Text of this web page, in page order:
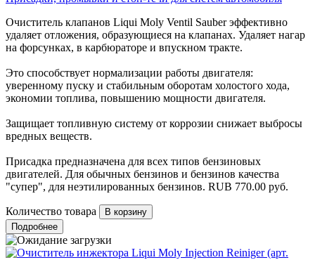
Очиститель клапанов Liqui Moly Ventil Sauber эффективно
удаляет отложения, образующиеся на клапанах. Удаляет нагар
на форсунках, в карбюраторе и впускном тракте.
Это способствует нормализации работы двигателя:
уверенному пуску и стабильным оборотам холостого хода,
экономии топлива, повышению мощности двигателя.
Защищает топливную систему от коррозии снижает выбросы
вредных веществ.
Присадка предназначена для всех типов бензиновых
двигателей. Для обычных бензинов и бензинов качества
"супер", для неэтилированных бензинов. RUB 770.00 руб.
Количество товара
Подробнее